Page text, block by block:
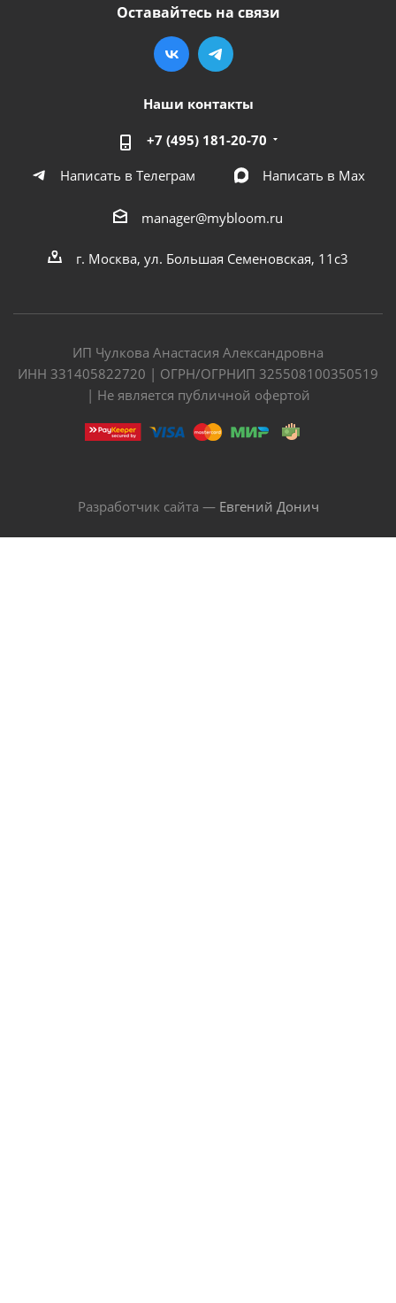
Оставайтесь на связи
Наши контакты
+7 (495) 181-20-70
Написать в Телеграм
Написать в Мах
manager@mybloom.ru
г. Москва, ул. Большая Семеновская, 11с3
ИП Чулкова Анастасия Александровна
ИНН 331405822720 | ОГРН/ОГРНИП 325508100350519
| Не является публичной офертой
Разработчик сайта — Евгений Донич